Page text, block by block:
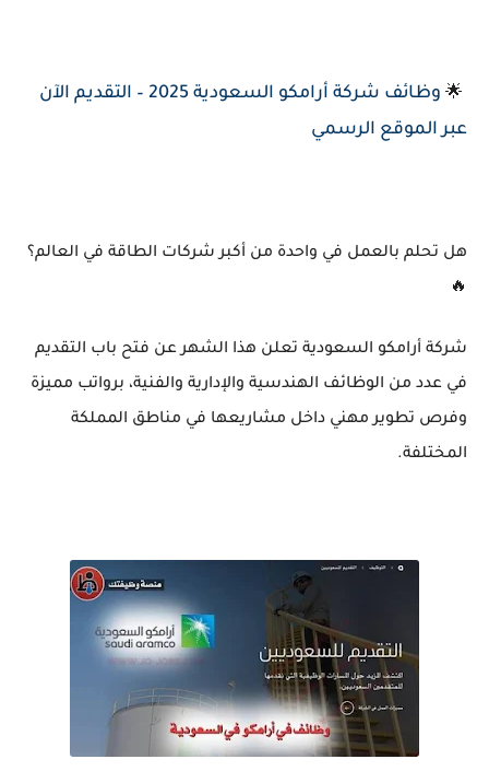
🌟
وظائف شركة أرامكو السعودية 2025 – التقديم الآن
عبر الموقع الرسمي
هل تحلم بالعمل في واحدة من أكبر شركات الطاقة في العالم؟
🔥
شركة أرامكو السعودية تعلن هذا الشهر عن فتح باب التقديم
في عدد من الوظائف الهندسية والإدارية والفنية، برواتب مميزة
وفرص تطوير مهني داخل مشاريعها في مناطق المملكة
المختلفة.